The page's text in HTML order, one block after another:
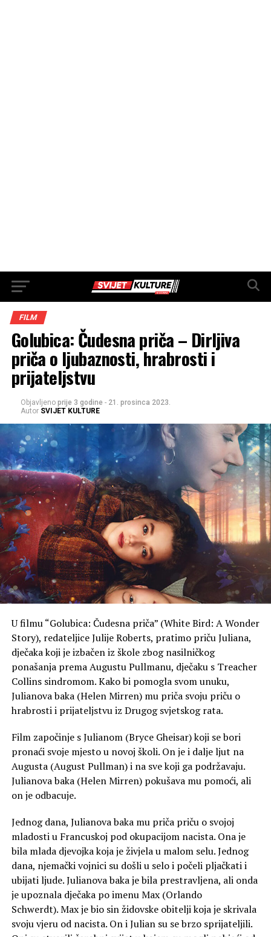
FILM
Golubica: Čudesna priča – Dirljiva
priča o ljubaznosti, hrabrosti i
prijateljstvu
Objavljeno prije 3 godine - 21. prosinca 2023.
Autor SVIJET KULTURE
U filmu “Golubica: Čudesna priča” (White Bird: A Wonder
Story), redateljice Julije Roberts, pratimo priču Juliana,
dječaka koji je izbačen iz škole zbog nasilničkog
ponašanja prema Augustu Pullmanu, dječaku s Treacher
Collins sindromom. Kako bi pomogla svom unuku,
Julianova baka (Helen Mirren) mu priča svoju priču o
hrabrosti i prijateljstvu iz Drugog svjetskog rata.
Film započinje s Julianom (Bryce Gheisar) koji se bori
pronaći svoje mjesto u novoj školi. On je i dalje ljut na
Augusta (August Pullman) i na sve koji ga podržavaju.
Julianova baka (Helen Mirren) pokušava mu pomoći, ali
on je odbacuje.
Jednog dana, Julianova baka mu priča priču o svojoj
mladosti u Francuskoj pod okupacijom nacista. Ona je
bila mlada djevojka koja je živjela u malom selu. Jednog
dana, njemački vojnici su došli u selo i počeli pljačkati i
ubijati ljude. Julianova baka je bila prestravljena, ali onda
je upoznala dječaka po imenu Max (Orlando
Schwerdt). Max je bio sin židovske obitelji koja je skrivala
svoju vjeru od nacista. On i Julian su se brzo sprijateljili.